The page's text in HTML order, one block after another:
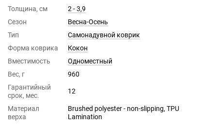
Толщина, см
2 - 3,9
Сезон
Весна-Осень
Тип
Самонадувной коврик
Форма коврика
Кокон
Вместимость
Одноместный
Вес, г
960
Гарантийный
срок, мес.
12
Материал
верха
Brushed polyester - non-slipping, TPU
Lamination